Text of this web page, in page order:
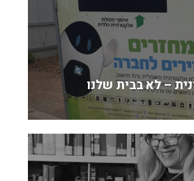
– לא בבית שלנו